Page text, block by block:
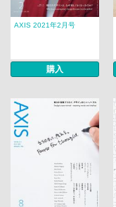
AXIS 2021年2月号
購入